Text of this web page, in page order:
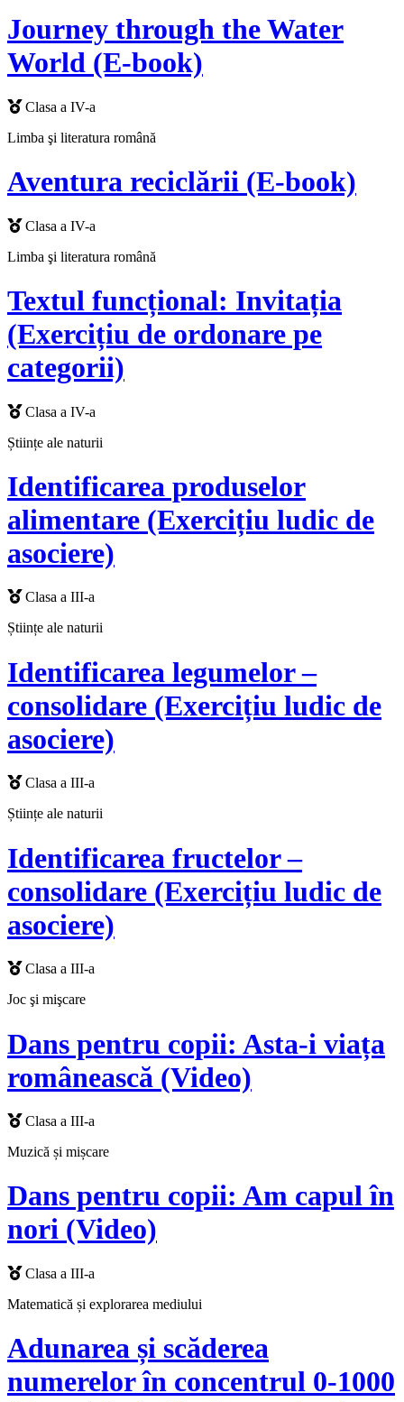
Journey through the Water
World (E-book)
Clasa a IV-a
Limba şi literatura română
Aventura reciclării (E-book)
Clasa a IV-a
Limba şi literatura română
Textul funcțional: Invitația
(Exercițiu de ordonare pe
categorii)
Clasa a IV-a
Științe ale naturii
Identificarea produselor
alimentare (Exercițiu ludic de
asociere)
Clasa a III-a
Științe ale naturii
Identificarea legumelor –
consolidare (Exercițiu ludic de
asociere)
Clasa a III-a
Științe ale naturii
Identificarea fructelor –
consolidare (Exercițiu ludic de
asociere)
Clasa a III-a
Joc şi mişcare
Dans pentru copii: Asta-i viața
românească (Video)
Clasa a III-a
Muzică și mișcare
Dans pentru copii: Am capul în
nori (Video)
Clasa a III-a
Matematică și explorarea mediului
Adunarea și scăderea
numerelor în concentrul 0-1000